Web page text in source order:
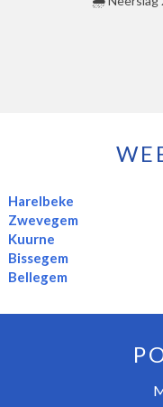
Harelbeke
Zwevegem
Kuurne
Bissegem
Bellegem